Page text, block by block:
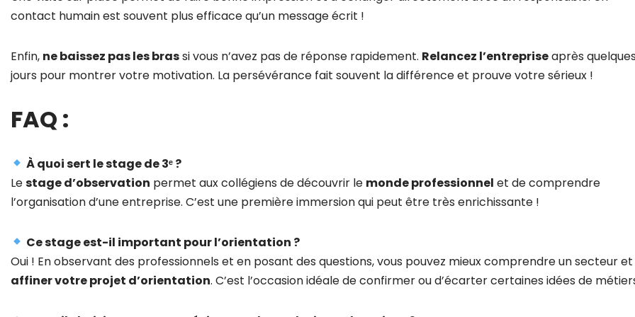
contact humain est souvent plus efficace qu’un message écrit !
Enfin, ne baissez pas les brassi vous n’avez pas de réponse rapidement. Relancez l’entrepriseaprès
jours pour montrer votre motivation. La persévérance fait souvent la différence et prouve votre sérieux !
FAQ :
À quoi sert le stage de 3ᵉ ?
Lestage d’observation permet aux collégiens de découvrir le monde professionnel et de comprendre
l’organisation d’une entreprise. C’est une première immersion qui peut être très enrichissante !
Ce stage est-il important pour l’orientation ?
Oui ! En observant des professionnels et en posant des questions, vous pouvez mieux comprendre un secteur et
affiner votre projet d’orientation. C’est l’occasion idéale de confirmer ou d’écarter certaines idées de